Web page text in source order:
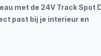
met de 24V Track Spot
past bij je interieur en